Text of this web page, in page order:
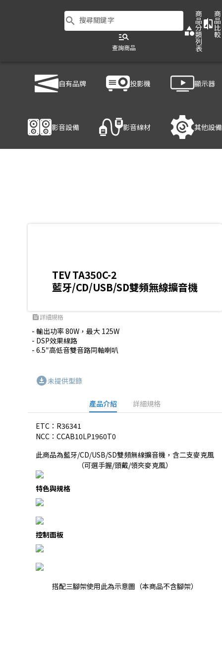
search 搜尋關鍵字
manage_search
查詢商品
category
商
品
分
類
列
表
compare
商
品
比
較
自有品牌 投影機 顯示器
影音設備 影音線材 其他設備
產品細節
TEV TA350C-2
藍牙/CD/USB/SD雙頻無線擴音機
feed詳細規格
- 輸出功率 80W，最大 125W
- DSP效果線路
- 6.5″高低音雙音路同軸喇叭
download_for_offline未提供型錄
產品介紹 詳細規格
ETC：R36341
NCC：CCAB10LP1960T0
此商品為藍牙/CD/USB/SD雙頻無線擴音機，含二支麥克風
（可選手握/頭戴/領夾麥克風）
特色與規格
控制面板
搭配三腳架使用此為示意圖（本商品不含腳架）